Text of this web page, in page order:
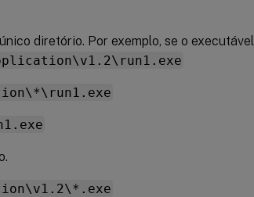
diretório. Por exemplo, se o executável